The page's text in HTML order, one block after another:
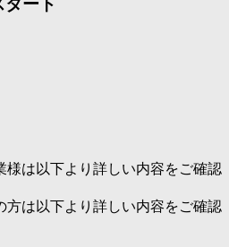
ート
は以下より詳しい内容をご確認
は以下より詳しい内容をご確認